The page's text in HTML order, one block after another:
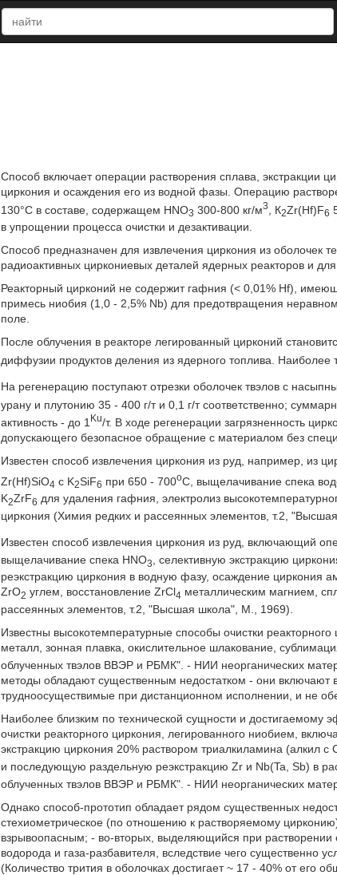
Способ включает операции растворения сплава, экстракции
циркония и осаждения его из водной фазы. Операцию
130°С в составе, содержащем HNO3 300-800 кг/м3 , К2Zr(Hf)F6
в упрощении процесса очистки и дезактивации.
Способ предназначен для извлечения циркония из оболочек
радиоактивных циркониевых деталей ядерных реакторов и
Реакторный цирконий не содержит гафния (< 0,01% Hf),
примесь ниобия (1,0 - 2,5% Nb) для предотвращения
поле.
После облучения в реакторе легированный цирконий
диффузии продуктов деления из ядерного топлива.
На регенерацию поступают отрезки оболочек твэлов с
урану и плутонию 35 - 400 г/т и 0,1 г/т соответственно;
активность - до 1 Ku/т. В ходе регенерации загрязненность
допускающего безопасное обращение с материалом без
Известен способ извлечения циркония из руд, например, из
Zr(Hf)SiO4 с K2SiF6 при 650 - 700oC, выщелачивание спека
K2ZrF6 для удаления гафния, электролиз
циркония (Химия редких и рассеянных элементов, т.2,
Известен способ извлечения циркония из руд, включающий
выщелачивание спека HNO3
, селективную экстракцию
реэкстракцию циркония в водную фазу, осаждение циркония
ZrO2 углем, восстановление ZrCl4 металлическим магнием,
рассеянных элементов, т.2, "Высшая школа", М., 1969).
Известны высокотемпературные способы очистки
металл, зонная плавка, окислительное шлакование,
облученных твэлов ВВЭР и РБМК". - НИИ неорганических
методы обладают существенным недостатком - они включают
трудноосуществимые при дистанционном исполнении, и не
Наиболее близким по технической сущности и достигаемому
очистки реакторного циркония, легированного ниобием,
экстракцию циркония 20% раствором триалкиламина (алкил с
и последующую раздельную реэкстракцию Zr и Nb(Ta, Sb) в
облученных твэлов ВВЭР и РБМК". - НИИ неорганических
Однако способ-прототип обладает рядом существенных
стехиометрическое (по отношению к растворяемому
взрывоопасным; - во-вторых, выделяющийся при
водорода и газа-разбавителя, вследствие чего существенно
(Количество трития в оболочках достигает ~ 17 - 40% от его